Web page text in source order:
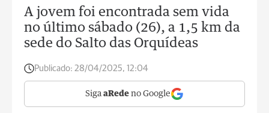
A jovem foi encontrada sem vida
no último sábado (26), a 1,5 km da
sede do Salto das Orquídeas
Publicado: 28/04/2025, 12:04
Siga aRede no Google